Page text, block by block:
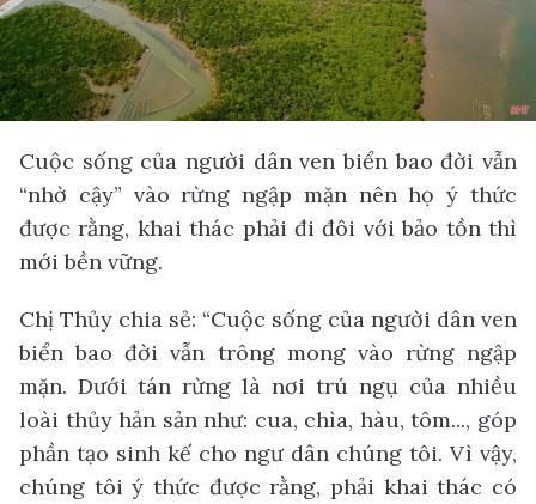
Cuộc sống của người dân ven biển bao đời vẫn
“nhờ cậy” vào rừng ngập mặn nên họ ý thức
được rằng, khai thác phải đi đôi với bảo tồn thì
mới bền vững.
Chị Thủy chia sẻ: “Cuộc sống của người dân ven
biển bao đời vẫn trông mong vào rừng ngập
mặn. Dưới tán rừng là nơi trú ngụ của nhiều
loài thủy hản sản như: cua, chìa, hàu, tôm..., góp
phần tạo sinh kế cho ngư dân chúng tôi. Vì vậy,
chúng tôi ý thức được rằng, phải khai thác có